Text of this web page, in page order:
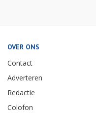
OVER ONS
Contact
Adverteren
Redactie
Colofon